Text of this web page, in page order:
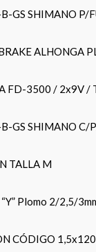
GS SHIMANO P/
ALHONGA
FD-3500 / 2x9V /
GS SHIMANO C/
TALLA M
Plomo 2/2,5/
CÓDIGO